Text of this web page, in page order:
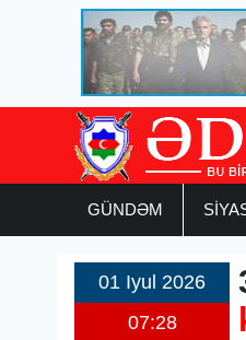
GÜNDƏM
01 Iyul 2026
07:28